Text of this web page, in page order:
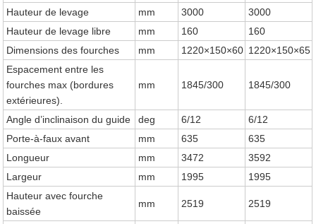
Hauteur de levage mm 3000
3000
Hauteur de levage libre
mm 160
160
Dimensions des fourches
mm 1220×150×60 1220×150×65
Espacement entre les
fourches max (bordures
extérieures).
mm 1845/300 1845/300
Angle d’inclinaison du guide deg 6/12
6/12
Porte-à-faux avant
mm 635
635
Longueur
mm 3472
3592
Largeur
mm 1995
1995
Hauteur avec fourche
baissée
mm 2519 2519